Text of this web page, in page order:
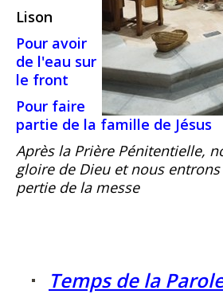
Lison
Pour avoir
de l'eau sur
le front
Pour faire
partie de la famille de Jésus
Après la Prière Pénitentielle,
gloire de Dieu et nous
pertie de la messe
Temps de la